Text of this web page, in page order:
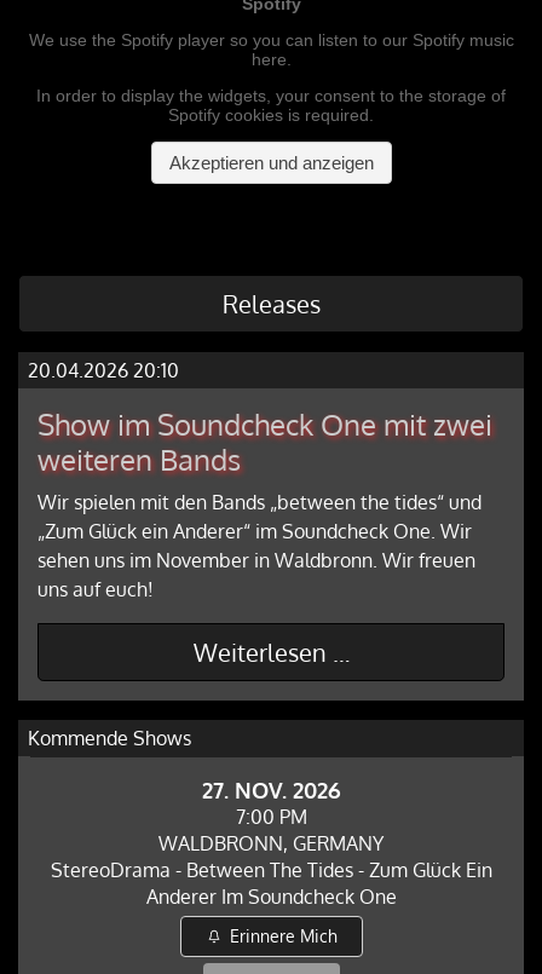
Kommende Shows
27. NOV. 2026
7:00 PM
WALDBRONN, GERMANY
StereoDrama - Between The Tides - Zum Glück Ein
Anderer Im Soundcheck One
Erinnere Mich
Releases
20.04.2026 20:10
Show im Soundcheck One mit zwei
weiteren Bands
Wir spielen mit den Bands „between the tides“ und
„Zum Glück ein Anderer“ im Soundcheck One. Wir
sehen uns im November in Waldbronn. Wir freuen
uns auf euch!
Weiterlesen …